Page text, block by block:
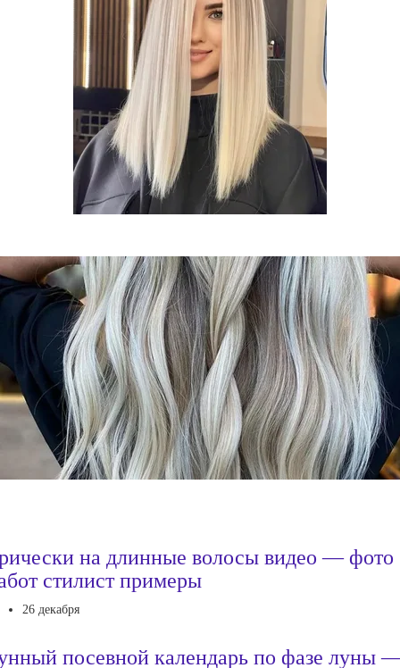
на длинные волосы видео — фото
стилист примеры
26 декабря
посевной календарь по фазе луны